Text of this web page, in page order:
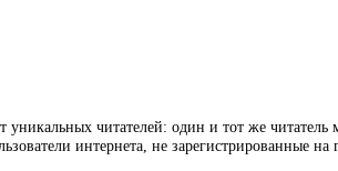
читателей: один и тот же читатель
интернета, не зарегистрированные на